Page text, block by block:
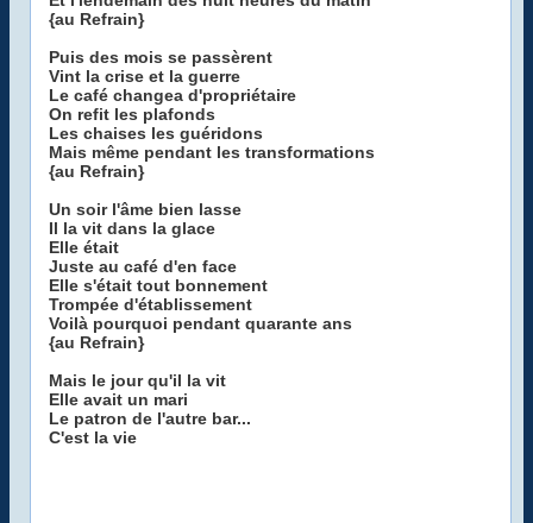
{au Refrain}
Puis des mois se passèrent
Vint la crise et la guerre
Le café changea d'propriétaire
On refit les plafonds
Les chaises les guéridons
Mais même pendant les transformations
{au Refrain}
Un soir l'âme bien lasse
Il la vit dans la glace
Elle était
Juste au café d'en face
Elle s'était tout bonnement
Trompée d'établissement
Voilà pourquoi pendant quarante ans
{au Refrain}
Mais le jour qu'il la vit
Elle avait un mari
Le patron de l'autre bar...
C'est la vie